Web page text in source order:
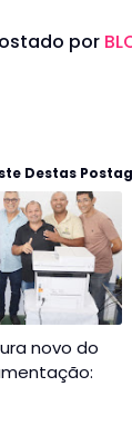
por
Destas
novo do